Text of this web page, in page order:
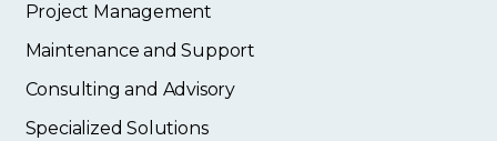
Project Management
Maintenance and Support
Consulting and Advisory
Specialized Solutions